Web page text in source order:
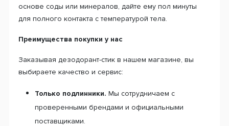
основе соды или минералов, дайте ему пол минуты
для полного контакта с температурой тела.
Преимущества покупки у нас
Заказывая дезодорант-стик в нашем магазине, вы
выбираете качество и сервис:
Только подлинники. Мы сотрудничаем с
проверенными брендами и официальными
поставщиками.